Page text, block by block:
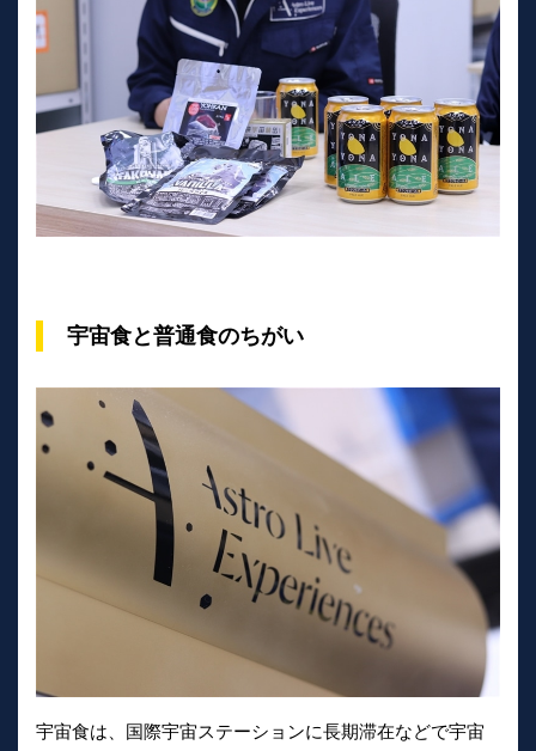
宇宙食と普通食のちがい
宇宙食は、国際宇宙ステーションに長期滞在などで宇宙